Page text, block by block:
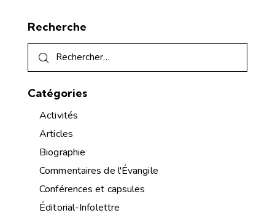
Recherche
Catégories
Activités
Articles
Biographie
Commentaires de l'Évangile
Conférences et capsules
Éditorial-Infolettre